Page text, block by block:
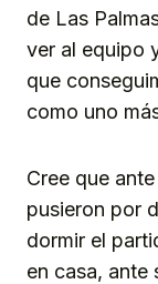
de Las
ver al equipo
que
como uno
Cree que
pusieron por
dormir el
en casa, ante